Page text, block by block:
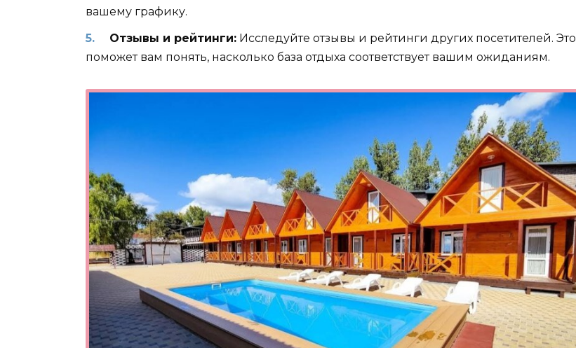
вашему графику.
Отзывы и рейтинги:Исследуйте отзывы и рейтинги других посетителей. Это
поможет вам понять, насколько база отдыха соответствует вашим ожиданиям.